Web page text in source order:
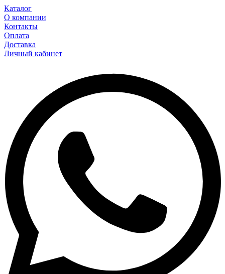
Каталог
О компании
Контакты
Оплата
Доставка
Личный кабинет